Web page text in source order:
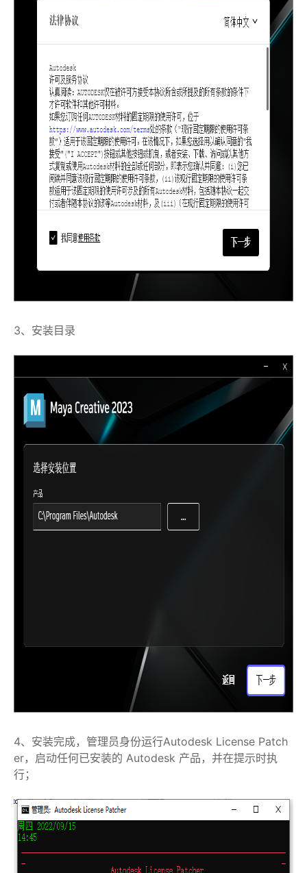
3、安装目录
4、安装完成，管理员身份运行Autodesk License Patch
er，启动任何已安装的 Autodesk 产品，并在提示时执
行；